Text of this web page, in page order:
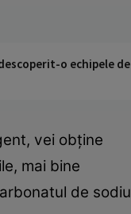
o echipele de
vei obţine
mai bine
de sodiu